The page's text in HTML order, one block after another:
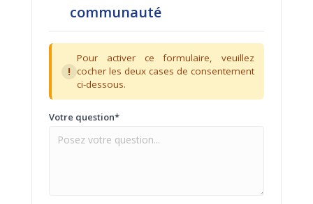
communauté
!
Pour activer ce formulaire, veuillez
cocher les deux cases de consentement
ci-dessous.
Votre question*